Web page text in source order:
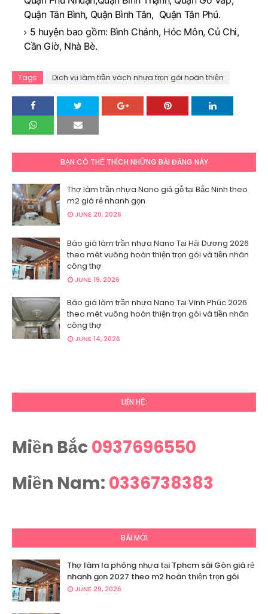
Quận Tân Bình, Quận Bình Tân, Quận Tân Phú.
5 huyện bao gồm: Bình Chánh, Hóc Môn, Củ Chi,
Cần Giờ, Nhà Bè.
Tags Dịch vụ làm trần vách nhựa trọn gói hoàn thiện
BẠN CÓ THỂ THÍCH NHỮNG BÀI ĐĂNG NÀY
Thợ làm trần nhựa Nano giả gỗ tại Bắc Ninh theo
m2 giá rẻ nhanh gọn
JUNE 20, 2026
Báo giá làm trần nhựa Nano Tại Hải Dương 2026
theo mét vuông hoàn thiện trọn gói và tiền nhân
công thợ
JUNE 19, 2026
Báo giá làm trần nhựa Nano Tại Vĩnh Phúc 2026
theo mét vuông hoàn thiện trọn gói và tiền nhân
công thợ
JUNE 14, 2026
LIÊN HỆ:
Miền Bắc0937696550
Miền Nam: 0336738383
BÀI MỚI
Thợ làm la phông nhựa tại Tphcm sài Gòn giá rẻ
nhanh gọn 2027 theo m2 hoàn thiện trọn gói
JUNE 29, 2026